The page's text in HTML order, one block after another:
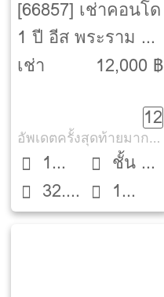
[66857] เช่าคอนโด
1 ปี อีส พระราม 2
[Ease Rama 2]
เช่า
12,000 ฿
12
อัพเดตครั้งสุดท้ายมากกว่า 30 วัน
1
Bed32.4
ตรม.
ชั้น 8
ตึก A
1
ห้องน้ำ